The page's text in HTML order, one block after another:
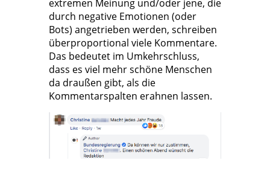
extremen Meinung und/oder jene, die
durch negative Emotionen (oder
Bots) angetrieben werden, schreiben
überproportional viele Kommentare.
Das bedeutet im Umkehrschluss,
dass es viel mehr schöne Menschen
da draußen gibt, als die
Kommentarspalten erahnen lassen.